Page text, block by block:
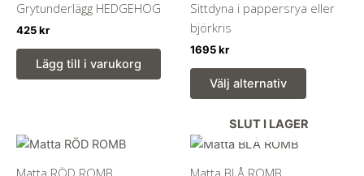
Grytunderlägg HEDGEHOG
425kr
Lägg till i varukorg
Sittdyna i pappersrya eller
björkris
1695kr
Välj alternativ
Den
har
SLUT I LAGER